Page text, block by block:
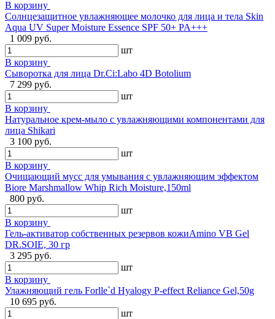
В корзину
Солнцезащитное увлажняющее молочко для лица и тела Skin
Aqua UV Super Moisture Essence SPF 50+ PA+++
1 009 руб.
шт
В корзину
Сыворотка для лица Dr.Ci:Labo 4D Botolium
7 299 руб.
шт
В корзину
Натуральное крем-мыло с увлажняющими компонентами для
лица Shikari
3 100 руб.
шт
В корзину
Очищающий мусс для умывания с увлажняющим эффектом
Biore Marshmallow Whip Rich Moisture,150ml
800 руб.
шт
В корзину
Гель-активатор собственных резервов кожиAmino VB Gel
DR.SOIE, 30 гр
3 295 руб.
шт
В корзину
Улажняющий гель Forlle`d Hyalogy P-effect Reliance Gel,50g
10 695 руб.
шт